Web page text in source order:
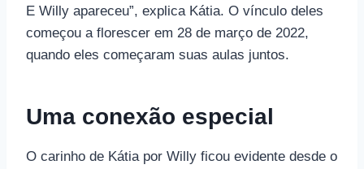
E Willy apareceu”, explica Kátia. O vínculo deles
começou a florescer em 28 de março de 2022,
quando eles começaram suas aulas juntos.
Uma conexão especial
O carinho de Kátia por Willy ficou evidente desde o